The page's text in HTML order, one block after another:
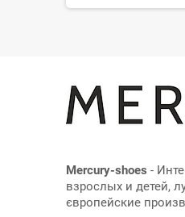
Mercury-shoes -
взрослых и детей,
європейские